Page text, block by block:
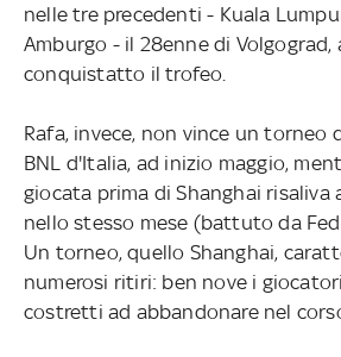
nelle tre precedenti - Kuala
Amburgo - il 28enne di Volgograd,
conquistatto il trofeo.
Rafa, invece, non vince un torneo
BNL d'Italia, ad inizio maggio,
giocata prima di Shanghai risaliva
nello stesso mese (battuto da
Un torneo, quello Shanghai,
numerosi ritiri: ben nove i
costretti ad abbandonare nel